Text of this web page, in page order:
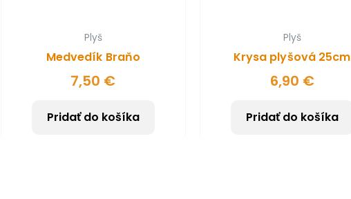
Plyš
Medvedík Braňo
7,50 €
Pridať do košíka
Plyš
Krysa plyšová 25cm
6,90 €
Pridať do košíka